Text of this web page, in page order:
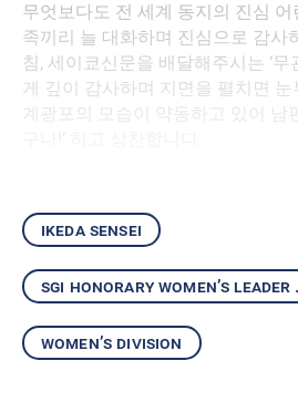
무엇보다도 전 세계 동지의 진심
족끼리 늘 대화하며 진심으로 감사
침, 세이쿄신문을 배달해주시는 ‘무
게 깊이 감사하며 지면을 펼치면 눈
계광포의 모습이 약동하고 있어 남
ikeda sensei
sgi
women’s division